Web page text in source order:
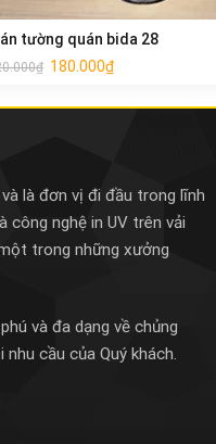
tường quán bida 28
₫ 180.000₫
là đơn vị đi đầu trong lĩnh
công nghệ in UV trên vải
trong những xưởng
và đa dạng về chủng
cầu của Quý khách.